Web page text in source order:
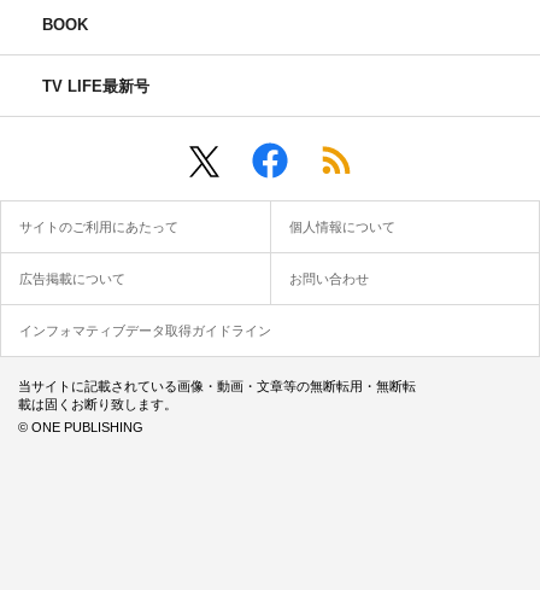
BOOK
TV LIFE最新号
サイトのご利用にあたって 個人情報について
広告掲載について お問い合わせ
インフォマティブデータ取得ガイドライン
当サイトに記載されている画像・動画・文章等の無断転用・無断転
載は固くお断り致します。
© ONE PUBLISHING